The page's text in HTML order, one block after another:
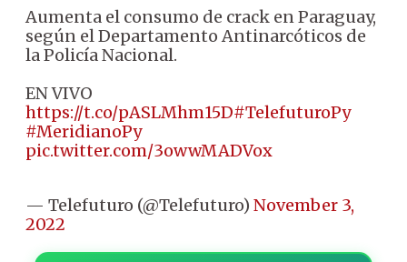
Aumenta el consumo de crack en Paraguay,
según el Departamento Antinarcóticos de
la Policía Nacional.
EN VIVO
https://t.co/pASLMhm15D#TelefuturoPy
#MeridianoPy
pic.twitter.com/3owwMADVox
— Telefuturo (@Telefuturo) November 3,
2022